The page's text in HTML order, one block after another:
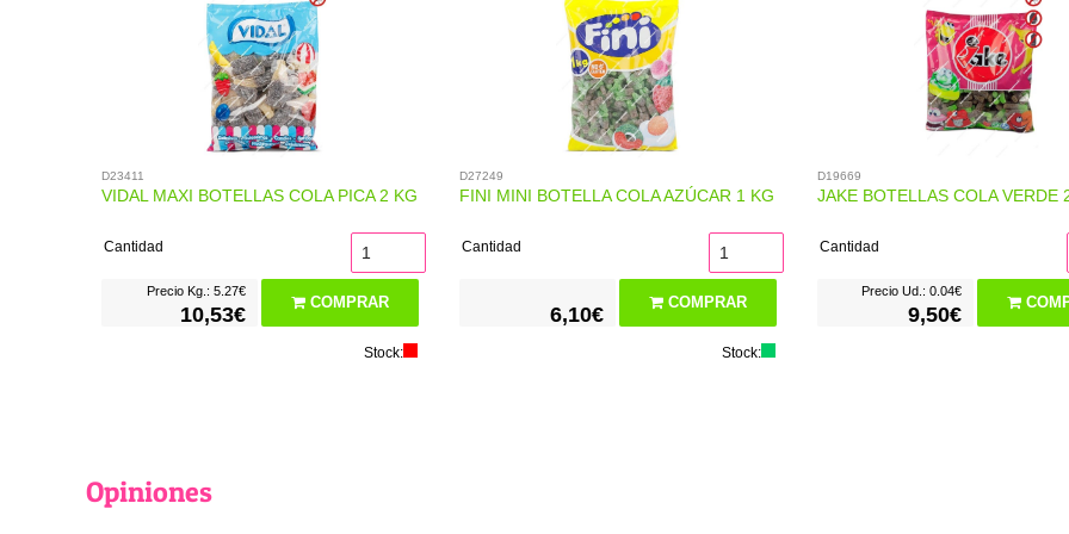
D23411
VIDAL MAXI BOTELLAS COLA PICA 2 KG
Cantidad
Precio Kg.: 5.27€
10,53€
COMPRAR
Stock:
D27249
FINI MINI BOTELLA COLA AZÚCAR 1 KG
Cantidad
6,10€
COMPRAR
Stock:
D19669
JAKE BOTELLAS COLA VERDE
Cantidad
Precio Ud.: 0.04€
9,50€
Opiniones